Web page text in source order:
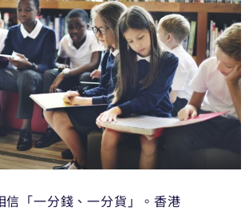
信「一分錢、一分貨」。香港